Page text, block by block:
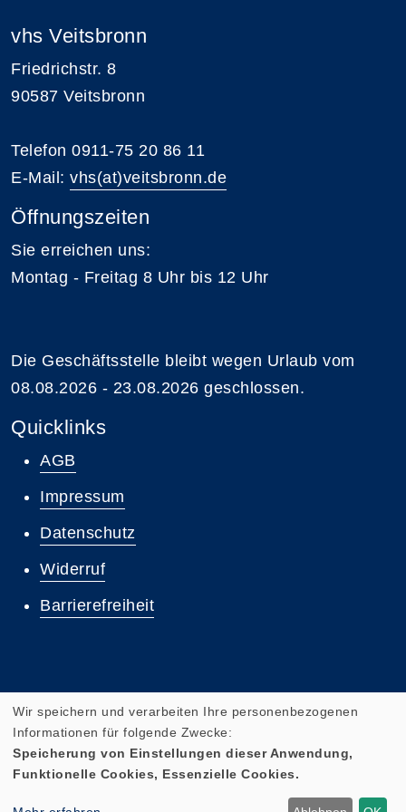
vhs Veitsbronn
Friedrichstr. 8
90587 Veitsbronn
Telefon 0911-75 20 86 11
E-Mail: vhs(at)veitsbronn.de
Öffnungszeiten
Sie erreichen uns:
Montag - Freitag 8 Uhr bis 12 Uhr
Die Geschäftsstelle bleibt wegen Urlaub vom
08.08.2026 - 23.08.2026 geschlossen.
Quicklinks
AGB
Impressum
Datenschutz
Widerruf
Barrierefreiheit
Cookie Einstellungen
Wir speichern und verarbeiten Ihre personenbezogenen
Informationen für folgende Zwecke:
Speicherung von Einstellungen dieser Anwendung,
Funktionelle Cookies, Essenzielle Cookies.